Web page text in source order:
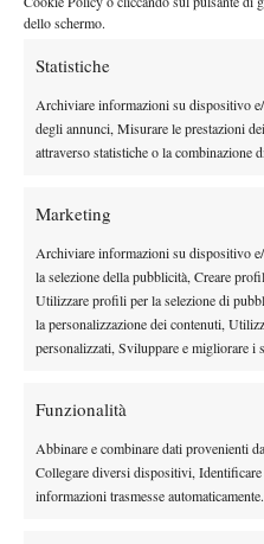
dello schermo.
Statistiche
Archiviare informazioni su dispositivo
degli annunci, Misurare le prestazioni
attraverso statistiche o la combinazione
Marketing
Archiviare informazioni su dispositivo
la selezione della pubblicità, Creare
Utilizzare profili per la selezione di
la personalizzazione dei contenuti,
personalizzati, Sviluppare e migliorare i
Funzionalità
Abbinare e combinare dati provenienti
Collegare diversi dispositivi,
informazioni trasmesse automaticamente.
Testata giornalisticaSpazio Tennis